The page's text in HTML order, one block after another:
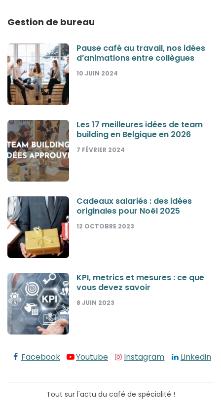
Gestion de bureau
Pause café au travail, nos idées
d’animations entre collègues
10 JUIN 2024
Les 17 meilleures idées de team
building en Belgique en 2026
7 FÉVRIER 2024
Cadeaux salariés : des idées
originales pour Noël 2025
12 OCTOBRE 2023
KPI, metrics et mesures : ce que
vous devez savoir
8 JUIN 2023
Facebook Youtube Instagram Linkedin
Tout sur l'actu du café de spécialité !